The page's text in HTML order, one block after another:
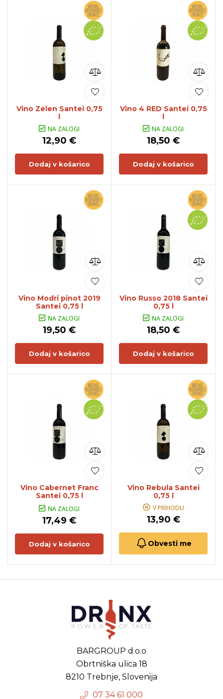
Vino Zelen Santei 0,75
l
NA ZALOGI
12,90 €
Dodaj v košarico
Vino 4 RED Santei 0,75
l
NA ZALOGI
18,50 €
Dodaj v košarico
Vino Modri pinot 2019
Santei 0,75 l
NA ZALOGI
19,50 €
Dodaj v košarico
Vino Russo 2018 Santei
0,75 l
NA ZALOGI
18,50 €
Dodaj v košarico
Vino Cabernet Franc
Santei 0,75 l
NA ZALOGI
17,49 €
Dodaj v košarico
Vino Rebula Santei
0,75 l
V PRIHODU
13,90 €
Obvesti me
BARGROUP d.o.o
Obrtniška ulica 18
8210 Trebnje, Slovenija
07 34 61 000